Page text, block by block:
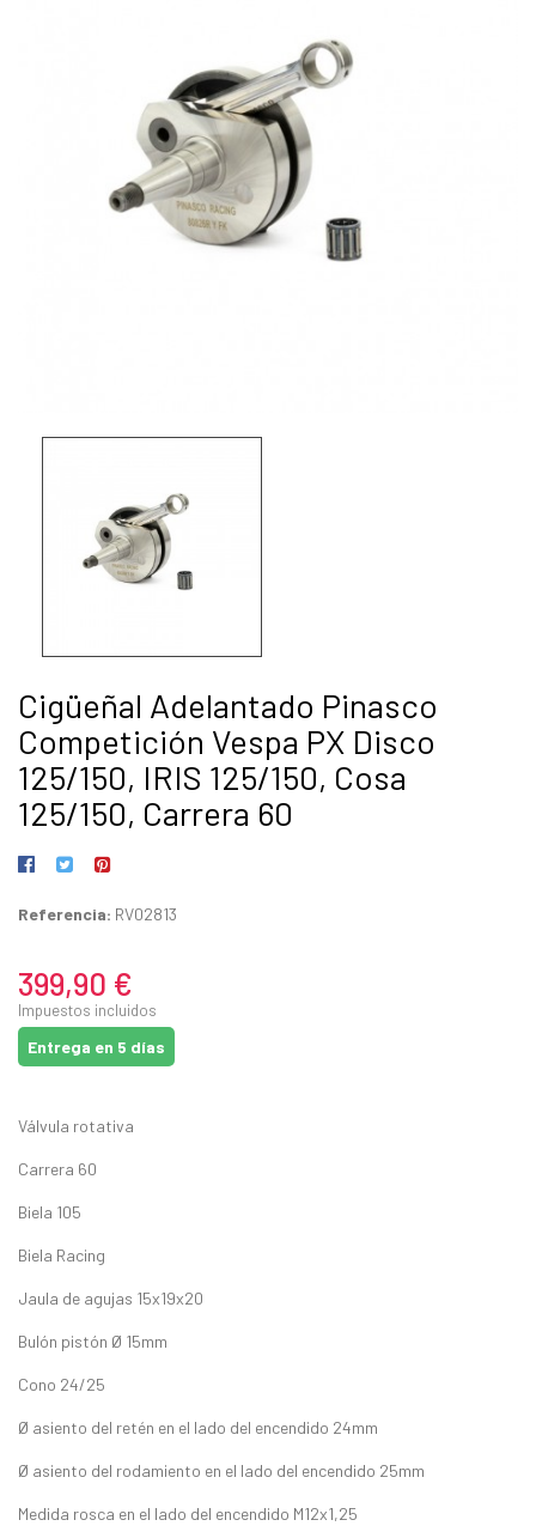
Cigüeñal Adelantado Pinasco
Competición Vespa PX Disco
125/150, IRIS 125/150, Cosa
125/150, Carrera 60
Referencia: RV02813
399,90 €
Impuestos incluidos
Entrega en 5 días
Válvula rotativa
Carrera 60
Biela 105
Biela Racing
Jaula de agujas 15x19x20
Bulón pistón Ø 15mm
Cono 24/25
Ø asiento del retén en el lado del encendido 24mm
Ø asiento del rodamiento en el lado del encendido 25mm
Medida rosca en el lado del encendido M12x1,25